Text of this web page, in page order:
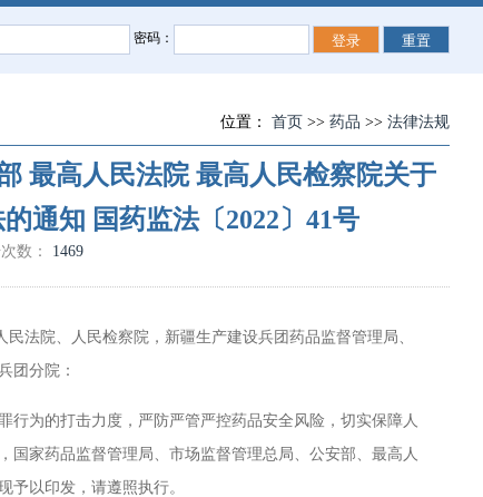
密码：
位置： 首页 >> 药品 >> 法律法规
最高人民法院 最高人民检察院关于
通知 国药监法〔2022〕41号
数： 1469
院、人民检察院，新疆生产建设兵团药品监督管理局、
团分院：
为的打击力度，严防严管严控药品安全风险，切实保障人
国家药品监督管理局、市场监督管理总局、公安部、最高人
予以印发，请遵照执行。